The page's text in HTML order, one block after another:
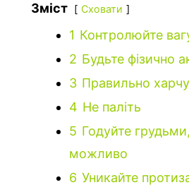
Зміст Сховати
1 Контролюйте
2 Будьте фізично
3 Правильно
4 Не паліть
5 Годуйте
можливо
6 Уникайте